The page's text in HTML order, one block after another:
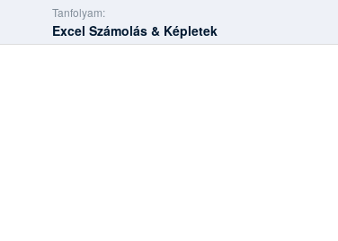
Tanfolyam:
Excel Számolás & Képletek